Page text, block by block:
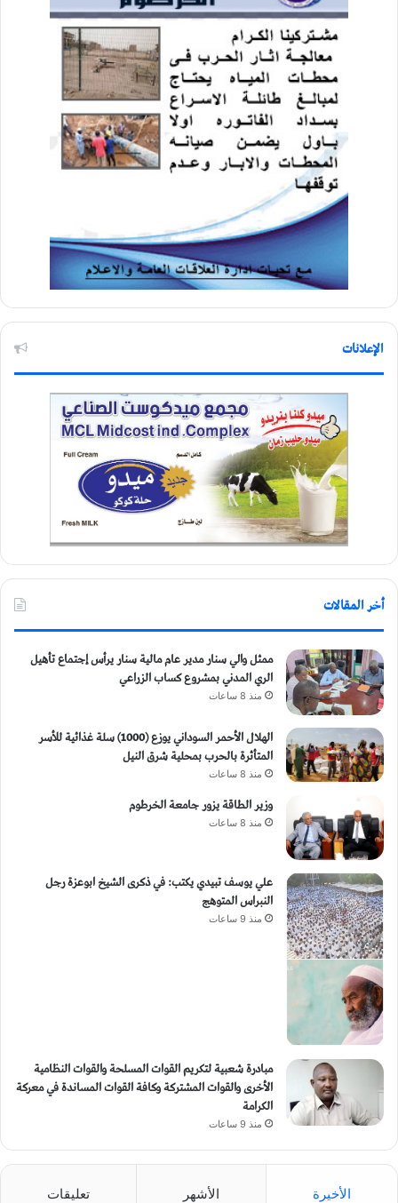
الإعلانات
أخر المقالات
ممثل والي سنار مدير عام مالية سنار يرأس إجتماع تأهيل
الري المدني بمشروع كساب الزراعي
منذ 8 ساعات
الهلال الأحمر السوداني يوزع (1000) سلة غذائية للأسر
المتأثرة بالحرب بمحلية شرق النيل
منذ 8 ساعات
وزير الطاقة يزور جامعة الخرطوم
منذ 8 ساعات
علي يوسف تبيدي يكتب: في ذكرى الشيخ ابوعزة رجل
النبراس المتوهج
منذ 9 ساعات
مبادرة شعبية لتكريم القوات المسلحة والقوات النظامية
الأخرى والقوات المشتركة وكافة القوات المساندة في معركة
الكرامة
منذ 9 ساعات
الأخيرة الأشهر تعليقات